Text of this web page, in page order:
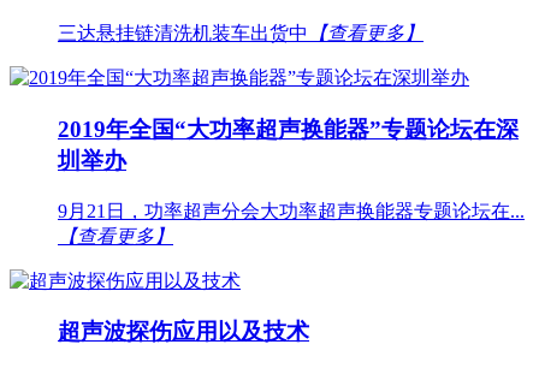
三达悬挂链清洗机装车出货中 【查看更多】
2019年全国“大功率超声换能器”专题论坛在深
圳举办
9月21日，功率超声分会大功率超声换能器专题论坛在...
【查看更多】
超声波探伤应用以及技术